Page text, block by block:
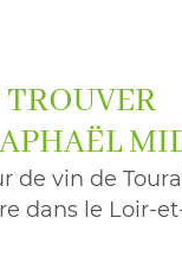
de vin de
dans le Loir-